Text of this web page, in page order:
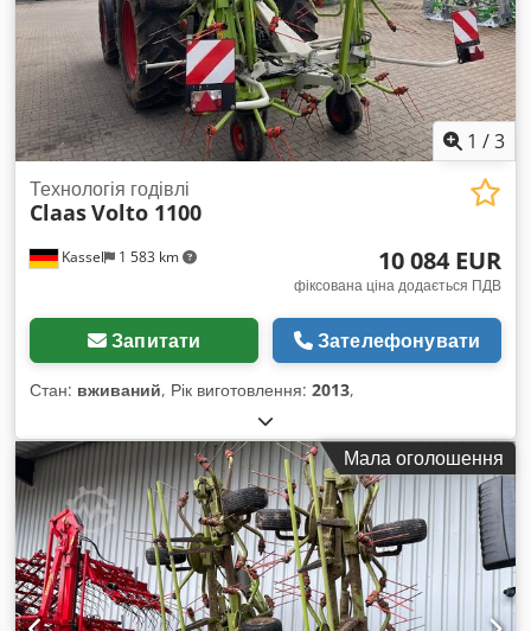
1 /3
Kassel 1 583 km
Технологія годівлі
ClaasVolto 1100
10 084 EUR
фіксована ціна додається ПДВ
Запитати Зателефонувати
Стан: вживаний, Рік виготовлення: 2013,
Мала оголошення